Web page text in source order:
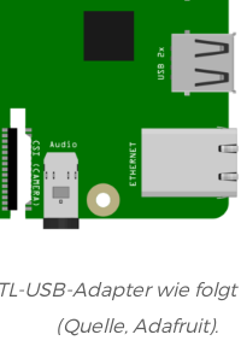
USB-Adapter wie
(Quelle, Adafruit).